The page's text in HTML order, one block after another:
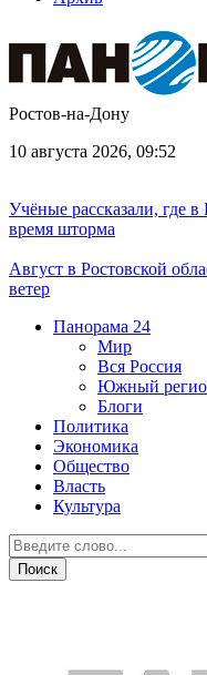
Ростов-на-Дону
10 августа 2026, 09:52
Учёные рассказали, где в
время шторма
Август в Ростовской
ветер
Панорама 24
Мир
Вся Россия
Южный
Блоги
Политика
Экономика
Общество
Власть
Культура